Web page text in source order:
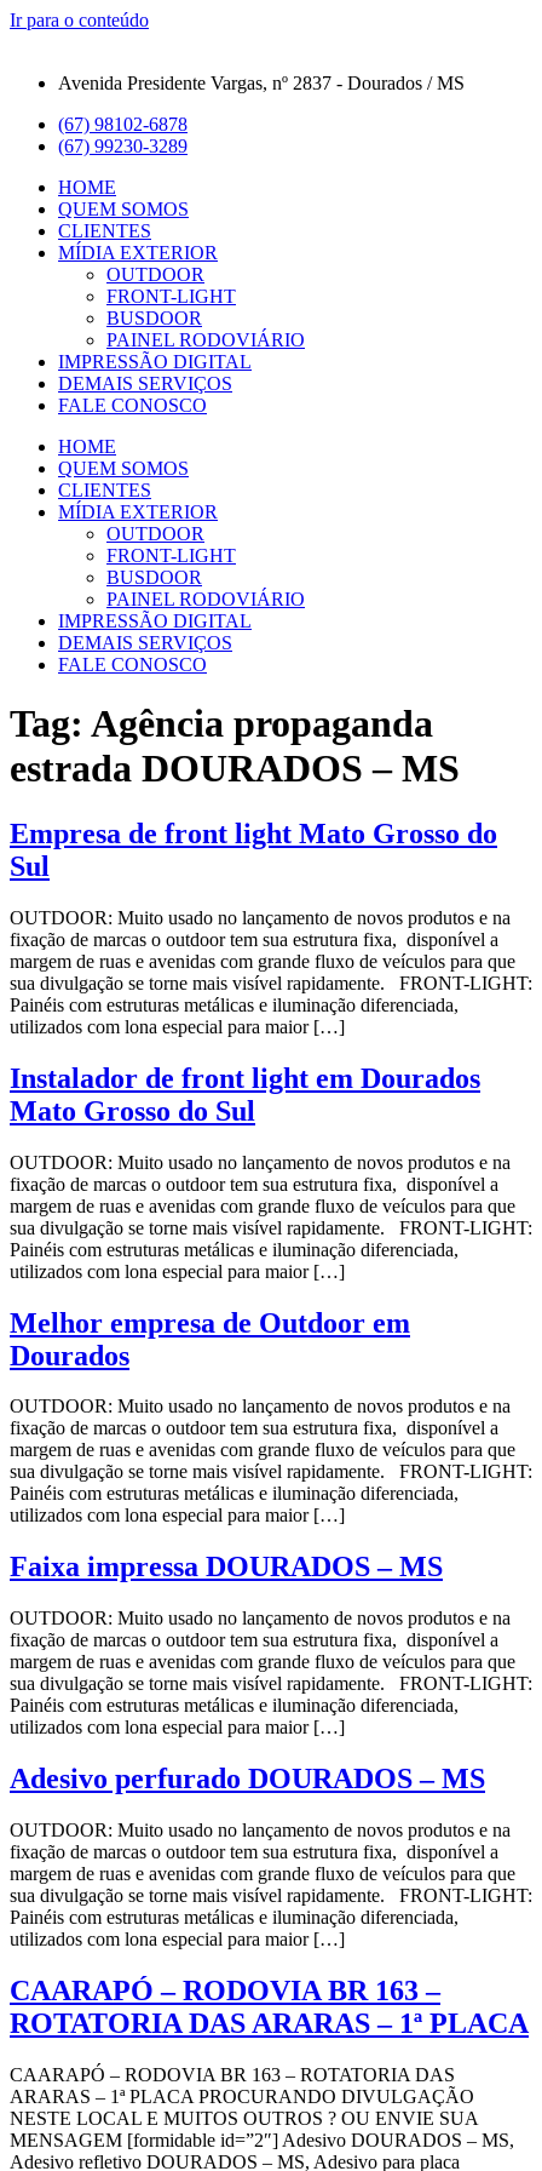
Ir para o conteúdo
Avenida Presidente Vargas, nº 2837 - Dourados / MS
(67) 98102-6878
(67) 99230-3289
HOME
QUEM SOMOS
CLIENTES
MÍDIA EXTERIOR
OUTDOOR
FRONT-LIGHT
BUSDOOR
PAINEL RODOVIÁRIO
IMPRESSÃO DIGITAL
DEMAIS SERVIÇOS
FALE CONOSCO
HOME
QUEM SOMOS
CLIENTES
MÍDIA EXTERIOR
OUTDOOR
FRONT-LIGHT
BUSDOOR
PAINEL RODOVIÁRIO
IMPRESSÃO DIGITAL
DEMAIS SERVIÇOS
FALE CONOSCO
Tag: Agência propaganda
estrada DOURADOS – MS
Empresa de front light Mato Grosso do
Sul
OUTDOOR: Muito usado no lançamento de novos produtos e na
fixação de marcas o outdoor tem sua estrutura fixa, disponível a
margem de ruas e avenidas com grande fluxo de veículos para que
sua divulgação se torne mais visível rapidamente. FRONT-LIGHT:
Painéis com estruturas metálicas e iluminação diferenciada,
utilizados com lona especial para maior […]
Instalador de front light em Dourados
Mato Grosso do Sul
OUTDOOR: Muito usado no lançamento de novos produtos e na
fixação de marcas o outdoor tem sua estrutura fixa, disponível a
margem de ruas e avenidas com grande fluxo de veículos para que
sua divulgação se torne mais visível rapidamente. FRONT-LIGHT:
Painéis com estruturas metálicas e iluminação diferenciada,
utilizados com lona especial para maior […]
Melhor empresa de Outdoor em
Dourados
OUTDOOR: Muito usado no lançamento de novos produtos e na
fixação de marcas o outdoor tem sua estrutura fixa, disponível a
margem de ruas e avenidas com grande fluxo de veículos para que
sua divulgação se torne mais visível rapidamente. FRONT-LIGHT:
Painéis com estruturas metálicas e iluminação diferenciada,
utilizados com lona especial para maior […]
Faixa impressa DOURADOS – MS
OUTDOOR: Muito usado no lançamento de novos produtos e na
fixação de marcas o outdoor tem sua estrutura fixa, disponível a
margem de ruas e avenidas com grande fluxo de veículos para que
sua divulgação se torne mais visível rapidamente. FRONT-LIGHT:
Painéis com estruturas metálicas e iluminação diferenciada,
utilizados com lona especial para maior […]
Adesivo perfurado DOURADOS – MS
OUTDOOR: Muito usado no lançamento de novos produtos e na
fixação de marcas o outdoor tem sua estrutura fixa, disponível a
margem de ruas e avenidas com grande fluxo de veículos para que
sua divulgação se torne mais visível rapidamente. FRONT-LIGHT:
Painéis com estruturas metálicas e iluminação diferenciada,
utilizados com lona especial para maior […]
CAARAPÓ – RODOVIA BR 163 –
ROTATORIA DAS ARARAS – 1ª PLACA
CAARAPÓ – RODOVIA BR 163 – ROTATORIA DAS
ARARAS – 1ª PLACA PROCURANDO DIVULGAÇÃO
NESTE LOCAL E MUITOS OUTROS ? OU ENVIE SUA
MENSAGEM [formidable id=”2″] Adesivo DOURADOS – MS,
Adesivo refletivo DOURADOS – MS, Adesivo para placa